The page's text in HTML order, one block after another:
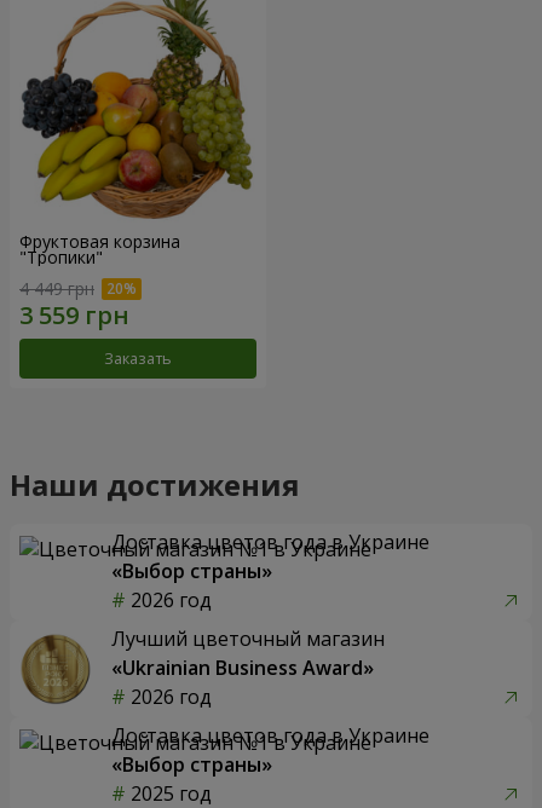
Фруктовая корзина
"Тропики"
4 449 грн
Заказать
Наши достижения
Доставка цветов года в Украине
«Выбор страны»
2026 год
Лучший цветочный магазин
«Ukrainian Business Award»
2026 год
Доставка цветов года в Украине
«Выбор страны»
2025 год